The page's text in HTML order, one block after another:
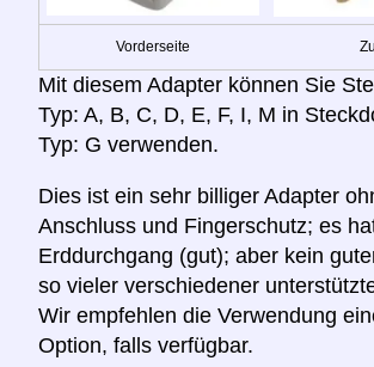
Vorderseite
Mit diesem Adapter können Sie
Typ: A, B, C, D, E, F, I, M in
Typ: G verwenden.
Dies ist ein sehr billiger Adapter
Anschluss und Fingerschutz; es
Erddurchgang (gut); aber kein
so vieler verschiedener
Wir empfehlen die Verwendung
Option, falls verfügbar.